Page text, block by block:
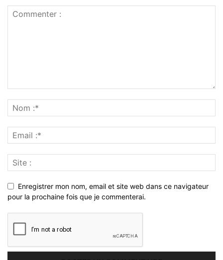
Enregistrer mon nom, email et site web dans ce navigateur
pour la prochaine fois que je commenterai.